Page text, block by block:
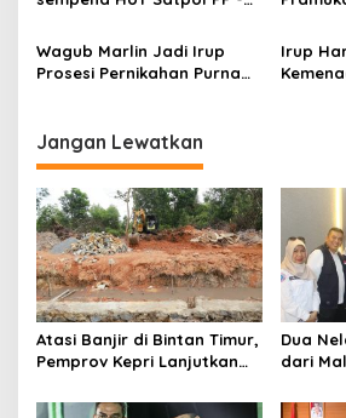
untuk
Wagub Marlin Jadi Irup
Prosesi Pernikahan Purna
Irup
Jangan Lewatkan
Atasi Banjir di Bintan Timur,
Pemprov Kepri Lanjutkan
di Kampung Purwodadi
Dua
dari
ke